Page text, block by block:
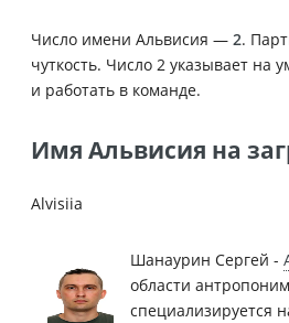
Число имени Альвисия — 2.
чуткость. Число 2 указывает на
и работать в команде.
Имя Альвисия на
Alvisiia
Шанаурин Сергей -
области
специализируется